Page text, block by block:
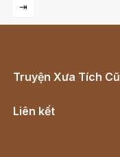
⇥
Truyện Xưa Tích Cũ
Liên kết